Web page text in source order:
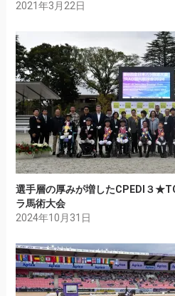
2021年3月22日
選手層の厚みが増したCPEDI３
ラ馬術大会
2024年10月31日